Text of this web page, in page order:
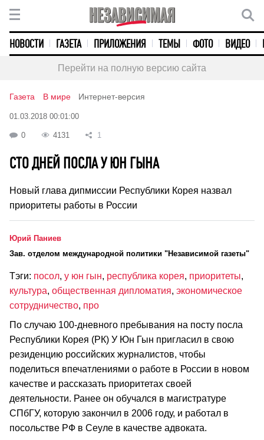
НОВОСТИ ГАЗЕТА ПРИЛОЖЕНИЯ ТЕМЫ ФОТО ВИДЕО
Перейти на полную версию сайта
Газета В мире Интернет-версия
01.03.2018 00:01:00
0 4131 1
СТО ДНЕЙ ПОСЛА У ЮН ГЫНА
Новый глава дипмиссии Республики Корея назвал
приоритеты работы в России
Юрий Паниев
Зав. отделом международной политики "Независимой газеты"
Тэги: посол, у юн гын, республика корея, приоритеты,
культура, общественная дипломатия, экономическое
сотрудничество, про
По случаю 100-дневного пребывания на посту посла
Республики Корея (РК) У Юн Гын пригласил в свою
резиденцию российских журналистов, чтобы
поделиться впечатлениями о работе в России в новом
качестве и рассказать приоритетах своей
деятельности. Ранее он обучался в магистратуре
СПбГУ, которую закончил в 2006 году, и работал в
посольстве РФ в Сеуле в качестве адвоката.